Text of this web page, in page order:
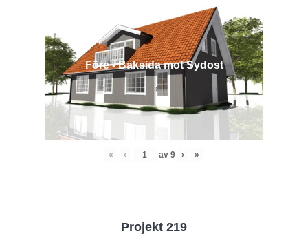
Före - Baksida mot Sydost
« ‹ av 9 › »
Projekt 219